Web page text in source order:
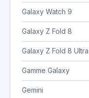
Galaxy Watch 9
Galaxy Z Fold 8
Galaxy Z Fold 8 Ultra
Gamme Galaxy
Gemini